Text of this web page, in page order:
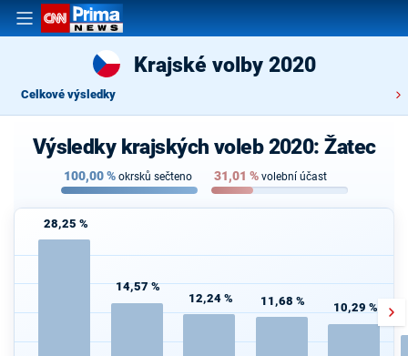
Krajské volby 2020
Celkové výsledky
Výsledky krajských voleb 2020: Žatec
100,00% okrsků sečteno 31,01 % volební účast
28,25 %
14,57 %
12,24 % 11,68 % 10,29 %